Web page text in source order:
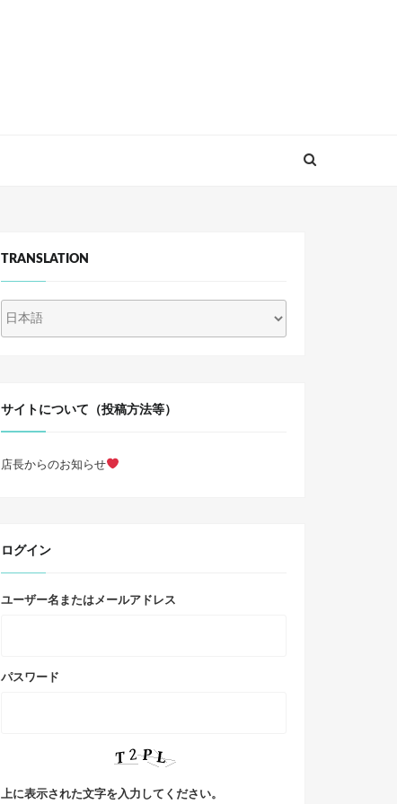
TRANSLATION
サイトについて（投稿方法等）
店長からのお知らせ
ログイン
ユーザー名またはメールアドレス
パスワード
上に表示された文字を入力してください。